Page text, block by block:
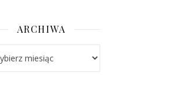
ARCHIWA